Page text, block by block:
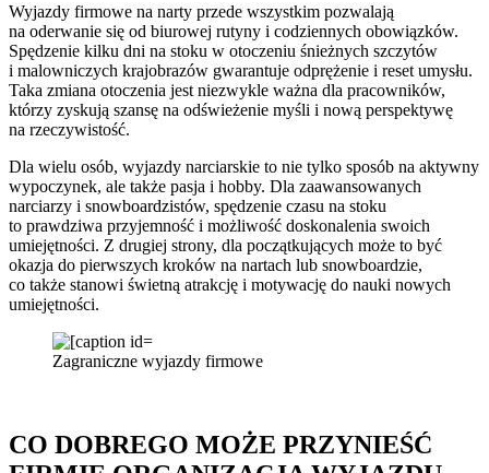
Wyjazdy firmowe na narty przede wszystkim pozwalają
na oderwanie się od biurowej rutyny i codziennych obowiązków.
Spędzenie kilku dni na stoku w otoczeniu śnieżnych szczytów
i malowniczych krajobrazów gwarantuje odprężenie i reset umysłu.
Taka zmiana otoczenia jest niezwykle ważna dla pracowników,
którzy zyskują szansę na odświeżenie myśli i nową perspektywę
na rzeczywistość.
Dla wielu osób, wyjazdy narciarskie to nie tylko sposób na aktywny
wypoczynek, ale także pasja i hobby. Dla zaawansowanych
narciarzy i snowboardzistów, spędzenie czasu na stoku
to prawdziwa przyjemność i możliwość doskonalenia swoich
umiejętności. Z drugiej strony, dla początkujących może to być
okazja do pierwszych kroków na nartach lub snowboardzie,
co także stanowi świetną atrakcję i motywację do nauki nowych
umiejętności.
Zagraniczne wyjazdy firmowe
CO DOBREGO MOŻE PRZYNIEŚĆ